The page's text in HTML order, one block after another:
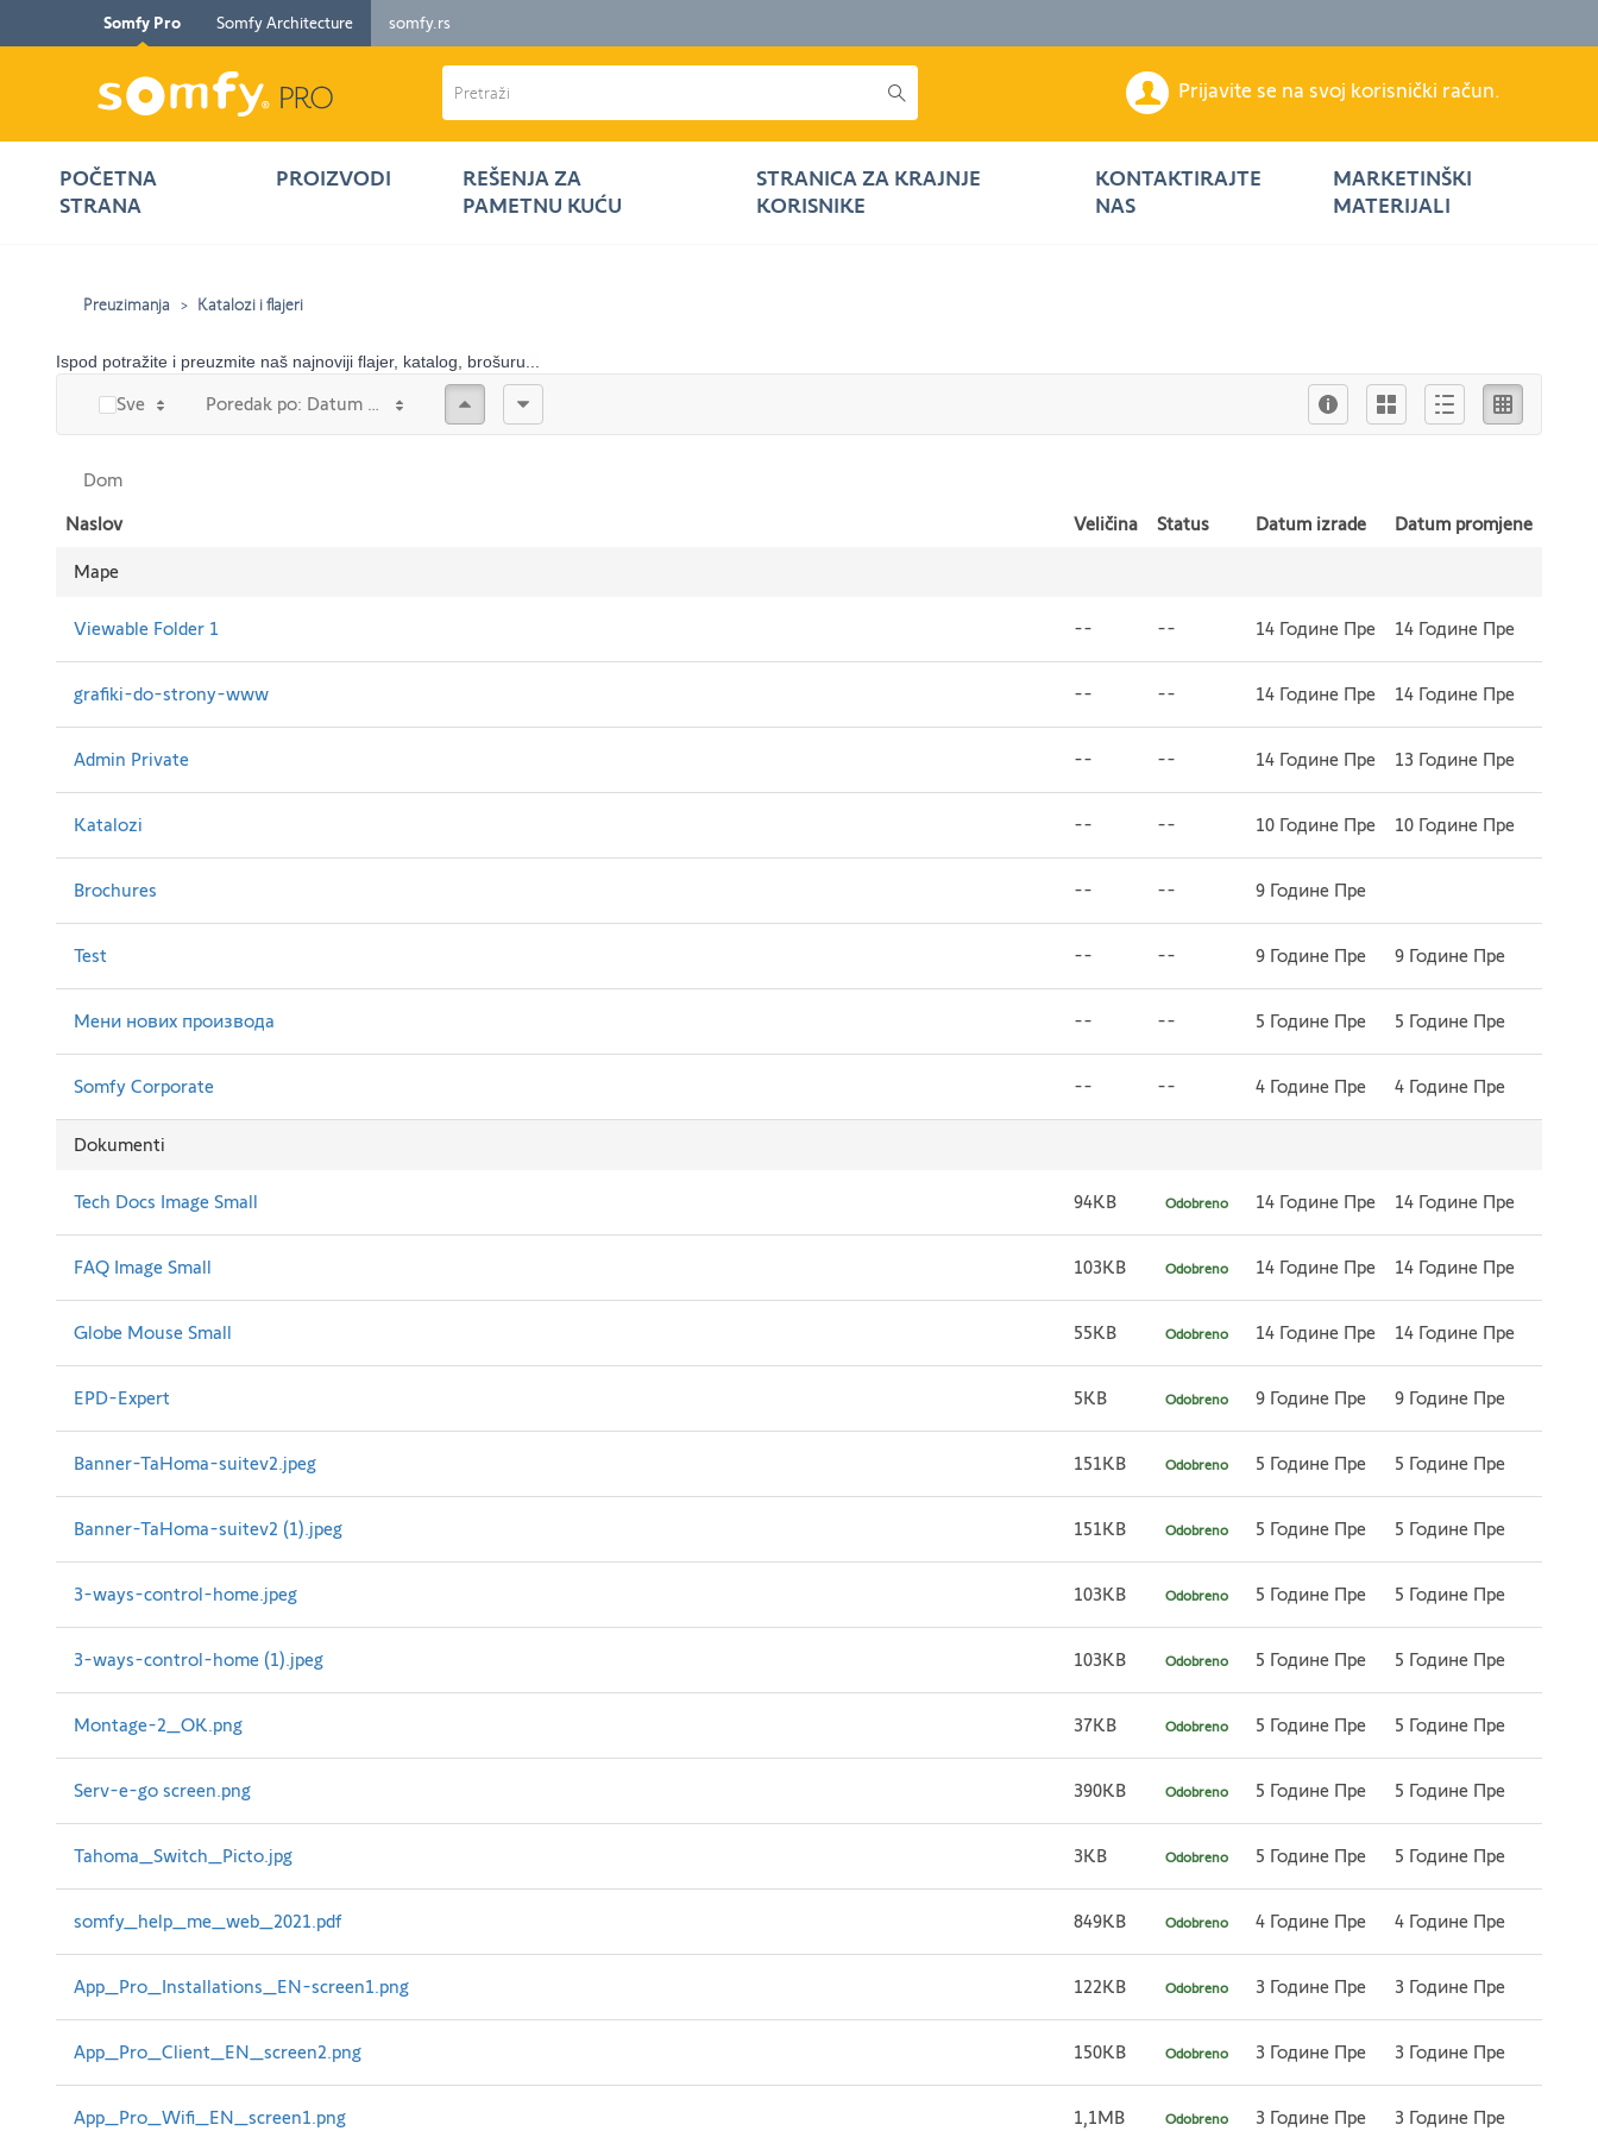
Somfy Pro Somfy Architecture somfy.rs
Prijavite se na svoj korisnički račun.
POČETNA
STRANA
PROIZVODI
REŠENJA ZA
PAMETNU KUĆU
STRANICA ZA KRAJNJE
KORISNIKE
KONTAKTIRAJTE
NAS
MARKETINŠKI
MATERIJALI
Preuzimanja Katalozi i flajeri
Ispod potražite i preuzmite naš najnoviji flajer, katalog, brošuru...
Sve Ikona Описни
Dom
Naslov Veličina Status Datum izrade Datum promjene
Mape
Viewable Folder 1 -- -- 14 Године Пре 14 Године Пре
grafiki-do-strony-www -- -- 14 Године Пре 14 Године Пре
Admin Private -- -- 14 Године Пре 13 Године Пре
Katalozi -- -- 10 Године Пре 10 Године Пре
Brochures -- -- 9 Године Пре
Test -- -- 9 Године Пре 9 Године Пре
Мени нових производа -- -- 5 Године Пре 5 Године Пре
Somfy Corporate -- -- 4 Године Пре 4 Године Пре
Dokumenti
Tech Docs Image Small 94KB Odobreno 14 Године Пре 14 Године Пре
FAQ Image Small 103KB Odobreno 14 Године Пре 14 Године Пре
Globe Mouse Small 55KB Odobreno 14 Године Пре 14 Године Пре
EPD-Expert 5KB Odobreno 9 Године Пре 9 Године Пре
Banner-TaHoma-suitev2.jpeg 151KB Odobreno 5 Године Пре 5 Године Пре
Banner-TaHoma-suitev2 (1).jpeg 151KB Odobreno 5 Године Пре 5 Године Пре
3-ways-control-home.jpeg 103KB Odobreno 5 Године Пре 5 Године Пре
3-ways-control-home (1).jpeg 103KB Odobreno 5 Године Пре 5 Године Пре
Montage-2_OK.png 37KB Odobreno 5 Године Пре 5 Године Пре
Serv-e-go screen.png 390KB Odobreno 5 Године Пре 5 Године Пре
Tahoma_Switch_Picto.jpg 3KB Odobreno 5 Године Пре 5 Године Пре
somfy_help_me_web_2021.pdf 849KB Odobreno 4 Године Пре 4 Године Пре
App_Pro_Installations_EN-screen1.png 122KB Odobreno 3 Године Пре 3 Године Пре
App_Pro_Client_EN_screen2.png 150KB Odobreno 3 Године Пре 3 Године Пре
App_Pro_Wifi_EN_screen1.png 1,1MB Odobreno 3 Године Пре 3 Године Пре